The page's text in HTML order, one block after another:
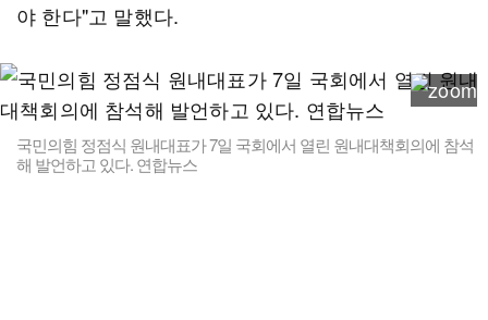
야 한다"고 말했다.
국민의힘 정점식 원내대표가 7일 국회에서 열린 원내대책회의에 참석
해 발언하고 있다. 연합뉴스